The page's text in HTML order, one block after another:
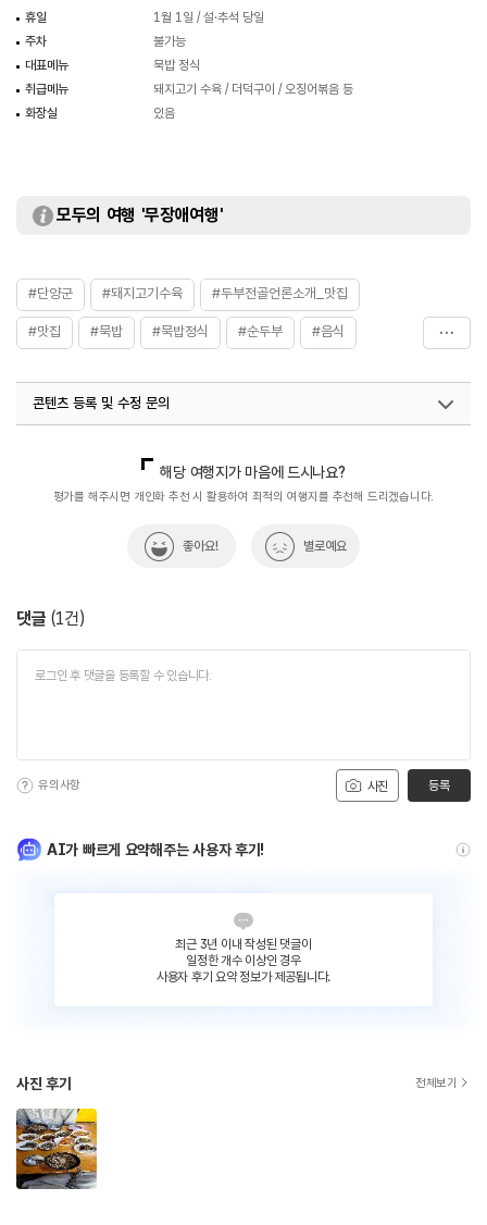
휴일
1월 1일 / 설·추석 당일
주차
불가능
대표메뉴
묵밥 정식
취급메뉴
돼지고기 수육 / 더덕구이 / 오징어볶음 등
화장실
있음
모두의 여행 '무장애여행'
#단양군 #돼지고기수육 #두부전골언론소개_맛집
#맛집 #묵밥 #묵밥정식 #순두부 #음식
콘텐츠 등록 및 수정 문의
해당 여행지가 마음에 드시나요?
평가를 해주시면 개인화 추천 시 활용하여 최적의 여행지를 추천해 드리겠습니다.
좋아요! 별로예요
댓글 (1건)
사진
유의사항 등록
AI가 빠르게 요약해주는 사용자 후기!
최근 3년 이내 작성된 댓글이
일정한 개수 이상인 경우
사용자 후기 요약 정보가 제공됩니다.
사진 후기 전체보기